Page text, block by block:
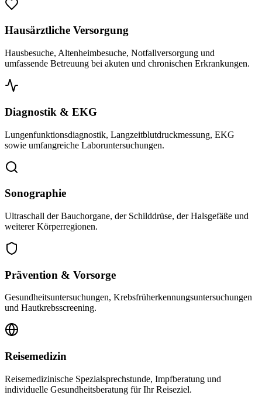
Hausärztliche Versorgung
Hausbesuche, Altenheimbesuche, Notfallversorgung und
umfassende Betreuung bei akuten und chronischen Erkrankungen.
Diagnostik & EKG
Lungenfunktionsdiagnostik, Langzeitblutdruckmessung, EKG
sowie umfangreiche Laboruntersuchungen.
Sonographie
Ultraschall der Bauchorgane, der Schilddrüse, der Halsgefäße und
weiterer Körperregionen.
Prävention & Vorsorge
Gesundheitsuntersuchungen, Krebsfrüherkennungsuntersuchungen
und Hautkrebsscreening.
Reisemedizin
Reisemedizinische Spezialsprechstunde, Impfberatung und
individuelle Gesundheitsberatung für Ihr Reiseziel.